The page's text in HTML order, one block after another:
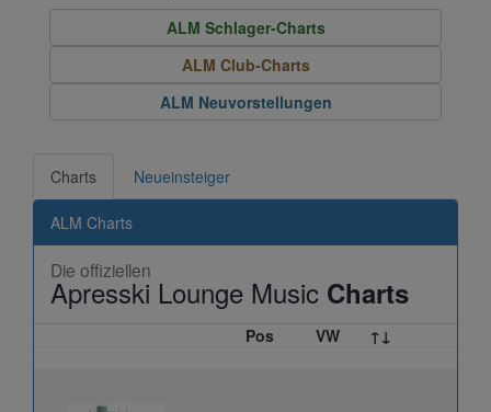
ALM Schlager-Charts
ALM Club-Charts
ALM Neuvorstellungen
Charts Neueinsteiger
ALM Charts
Die offiziellen
Apresski Lounge Music Charts
Pos VW ↑↓